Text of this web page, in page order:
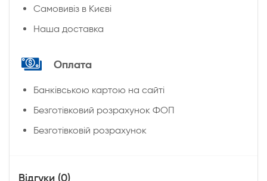
Cамовивіз в Києві
Наша доставка
Оплата
Банківською картою на сайті
Безготівковий розрахунок ФОП
Безготівковій розрахунок
Відгуки (0)